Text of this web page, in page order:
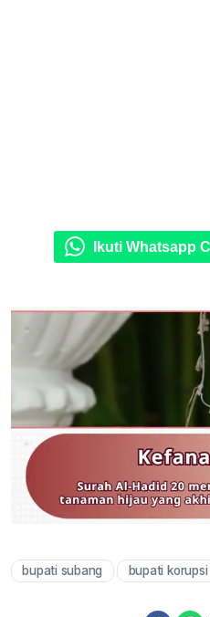
Ikuti Whatsapp
bupati subang bupati korupsi